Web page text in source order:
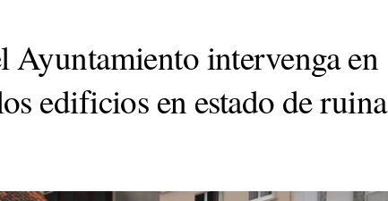
Ayuntamiento intervenga en
edificios en estado de ruina